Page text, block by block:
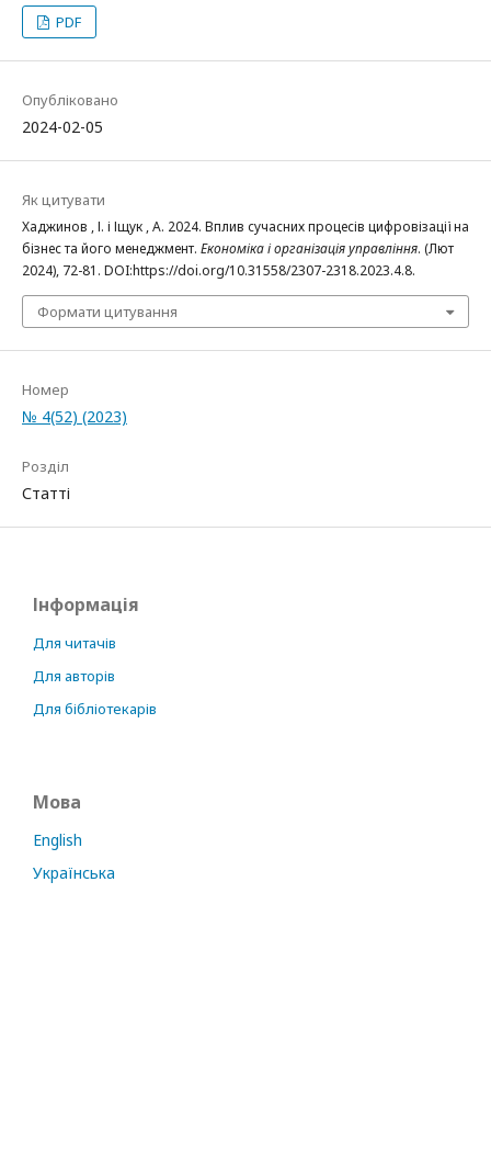
PDF
Опубліковано
2024-02-05
Як цитувати
Хаджинов , І. і Іщук , А. 2024. Вплив сучасних процесів цифровізації на
бізнес та його менеджмент. Економіка і організація управління. (Лют
2024), 72-81. DOI:https://doi.org/10.31558/2307-2318.2023.4.8.
Формати цитування
Номер
№ 4(52) (2023)
Розділ
Статті
Інформація
Для читачів
Для авторів
Для бібліотекарів
Мова
English
Українська